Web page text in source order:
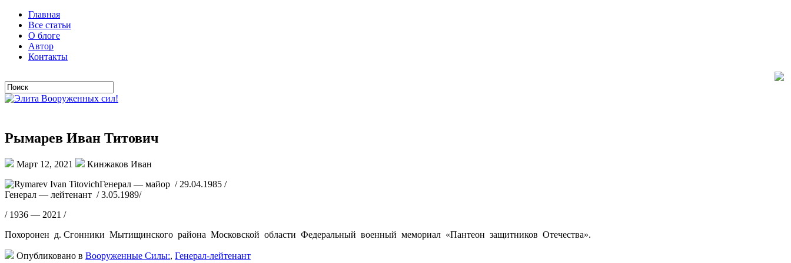
Главная
Все статьи
О блоге
Автор
Контакты
Рымарев Иван Титович
Март 12, 2021
Кинжаков Иван
Генерал — майор / 29.04.1985 /
Генерал — лейтенант / 3.05.1989/
/ 1936 — 2021 /
Похоронен д. Сгонники Мытищинского района Московской области Федеральный военный мемориал «Пантеон защитников Отечества».
Опубликовано в Вооруженные Силы:, Генерал-лейтенант